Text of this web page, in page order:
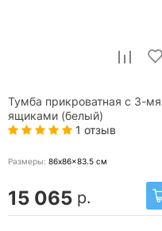
Тумба прикроватная с 3-мя
ящиками (белый)
1 отзыв
Размеры: 86x86x83.5 см
15 065 р.